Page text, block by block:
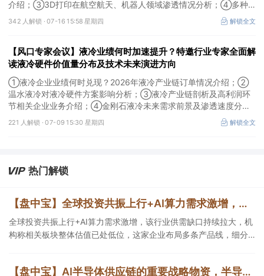
介绍；③3D打印在航空航天、机器人领域渗透情况分析；④多种
技术路线及所需产业链供需情况剖析。本场风口专家会议将于7月16
日（周四）20:00举行，特邀行业专家全面解读我国3D打印行业市
342 人解锁 ·07-16 15:58 星期四 解锁全文
【风口专家会议】液冷业绩何时加速提升？特邀行业专家全面解
读液冷硬件价值量分布及技术未来演进方向
①液冷企业业绩何时兑现？2026年液冷产业链订单情况介绍；②
温水液冷对液冷硬件方案影响分析；③液冷产业链剖析及高利润环
节相关企业业务介绍；④金刚石液冷未来需求前景及渗透速度分
析。本场风口专家会议将于7月9日（周四）19:30举行，特邀行业专
家全面解读液冷硬件价值量分布及技术未来演进方向。
221 人解锁 ·07-09 15:30 星期四 解锁全文
热门解锁
【盘中宝】全球投资共振上行+AI算力需求激增，该行业供需缺口持续拉大，机构称相关板块整体估值已处低位，这家企业细分产品市占率第一
全球投资共振上行+AI算力需求激增，该行业供需缺口持续拉大，机
构称相关板块整体估值已处低位，这家企业布局多条产品线，细分
【盘中宝】AI半导体供应链的重要战略物资，半导体制造升级为行业需求提供较好支撑，这家公司相关产品已导入头部半导体企业